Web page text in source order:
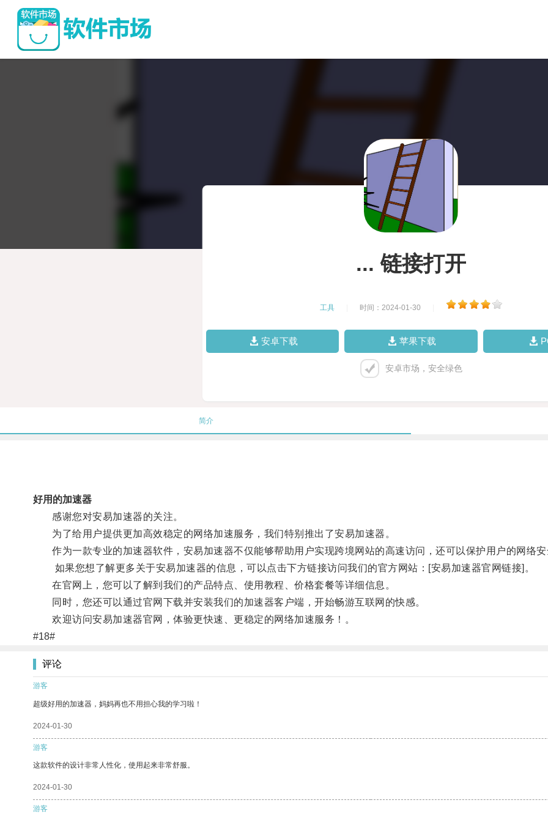
... 链接打开
工具 时间：2024-01-30
安卓下载 苹果下载
安卓市场，安全绿色
简介
好用的加速器
感谢您对安易加速器的关注。
为了给用户提供更加高效稳定的网络加速服务，我们特别推出了安易加速器。
作为一款专业的加速器软件，安易加速器不仅能够帮助用户实现跨境网站的高速访问，还可以保护用户的网络安
如果您想了解更多关于安易加速器的信息，可以点击下方链接访问我们的官方网站：[安易加速器官网链接]。
在官网上，您可以了解到我们的产品特点、使用教程、价格套餐等详细信息。
同时，您还可以通过官网下载并安装我们的加速器客户端，开始畅游互联网的快感。
欢迎访问安易加速器官网，体验更快速、更稳定的网络加速服务！。
#18#
评论
游客
超级好用的加速器，妈妈再也不用担心我的学习啦！
2024-01-30
游客
这款软件的设计非常人性化，使用起来非常舒服。
2024-01-30
游客